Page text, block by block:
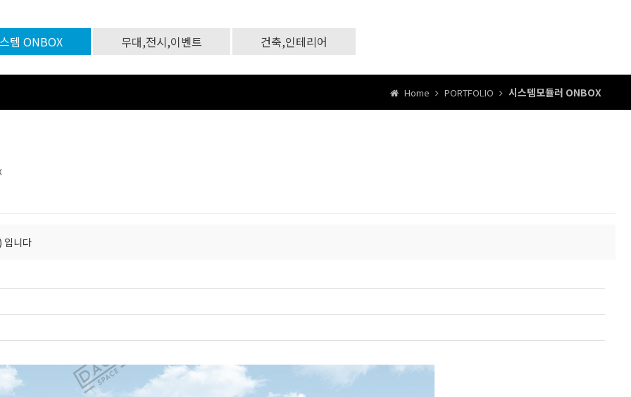
템 ONBOX 무대,전시,이벤트 건축,인테리어
Home PORTFOLIO 시스템모듈러 ONBOX
입니다